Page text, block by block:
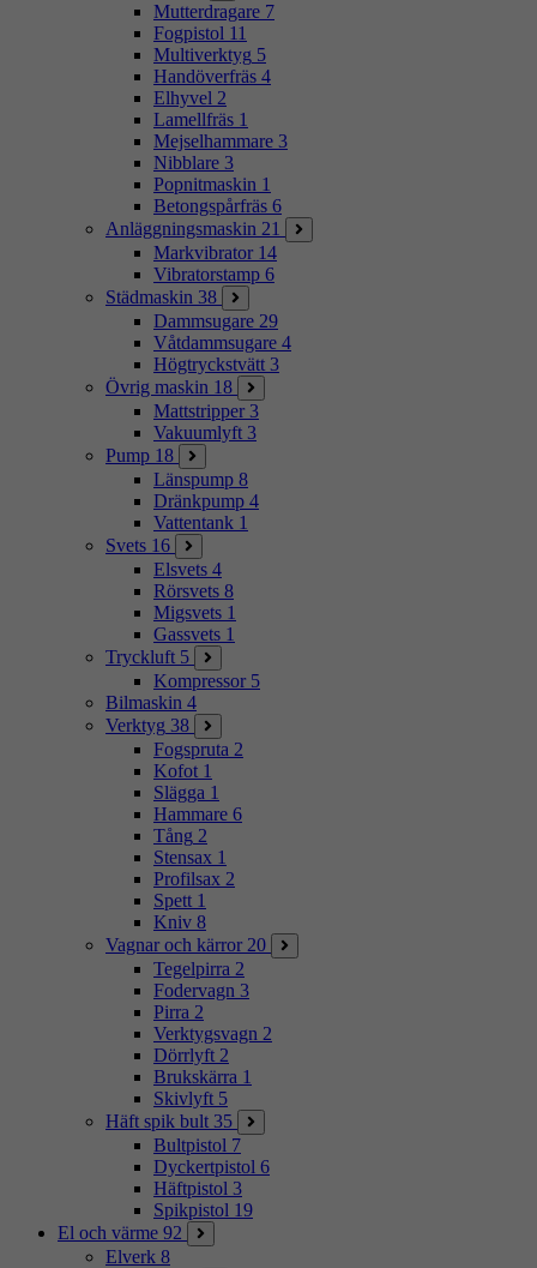
Mutterdragare 7
Fogpistol 11
Multiverktyg 5
Handöverfräs 4
Elhyvel 2
Lamellfräs 1
Mejselhammare 3
Nibblare 3
Popnitmaskin 1
Betongspårfräs 6
Anläggningsmaskin 21
Markvibrator 14
Vibratorstamp 6
Städmaskin 38
Dammsugare 29
Våtdammsugare 4
Högtryckstvätt 3
Övrig maskin 18
Mattstripper 3
Vakuumlyft 3
Pump 18
Länspump 8
Dränkpump 4
Vattentank 1
Svets 16
Elsvets 4
Rörsvets 8
Migsvets 1
Gassvets 1
Tryckluft 5
Kompressor 5
Bilmaskin 4
Verktyg 38
Fogspruta 2
Kofot 1
Slägga 1
Hammare 6
Tång 2
Stensax 1
Profilsax 2
Spett 1
Kniv 8
Vagnar och kärror 20
Tegelpirra 2
Fodervagn 3
Pirra 2
Verktygsvagn 2
Dörrlyft 2
Brukskärra 1
Skivlyft 5
Häft spik bult 35
Bultpistol 7
Dyckertpistol 6
Häftpistol 3
Spikpistol 19
El och värme 92
Elverk 8